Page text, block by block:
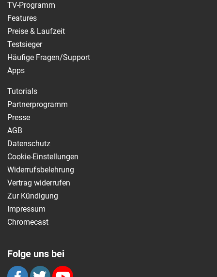
TV-Programm
Features
Preise & Laufzeit
Testsieger
Häufige Fragen/Support
Apps
Tutorials
Partnerprogramm
Presse
AGB
Datenschutz
Cookie-Einstellungen
Widerrufsbelehrung
Vertrag widerrufen
Zur Kündigung
Impressum
Chromecast
Folge uns bei